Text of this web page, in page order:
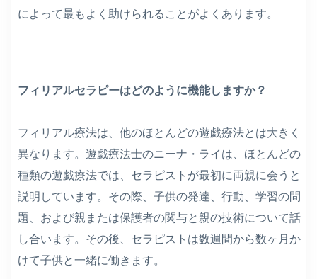
によって最もよく助けられることがよくあります。
フィリアルセラピーはどのように機能しますか？
フィリアル療法は、他のほとんどの遊戯療法とは大きく
異なります。遊戯療法士のニーナ・ライは、ほとんどの
種類の遊戯療法では、セラピストが最初に両親に会うと
説明しています。その際、子供の発達、行動、学習の問
題、および親または保護者の関与と親の技術について話
し合います。その後、セラピストは数週間から数ヶ月か
けて子供と一緒に働きます。